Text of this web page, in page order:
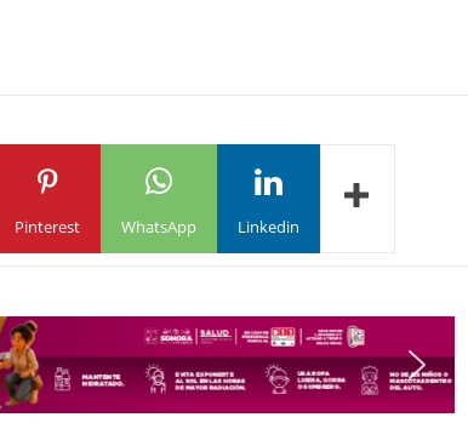
Pinterest WhatsApp Linkedin